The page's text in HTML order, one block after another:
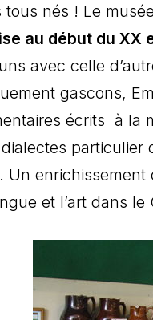
tous nés ! Le
au début du XX
avec celle
gascons,
écrits à la
particulier
Un enrichissement
et l’art dans